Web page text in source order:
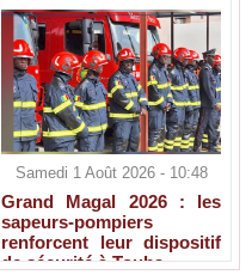
Samedi 1 Août 2026 - 10:48
Grand Magal 2026 : les
sapeurs-pompiers
renforcent leur dispositif
de sécurité à Touba